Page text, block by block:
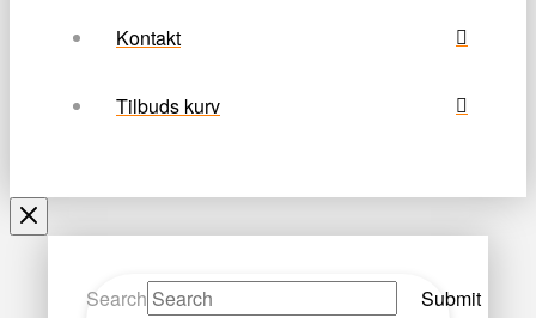
Kontakt
Tilbuds kurv
Search Submit